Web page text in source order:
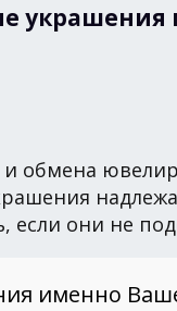
и обмена
если они не
именно